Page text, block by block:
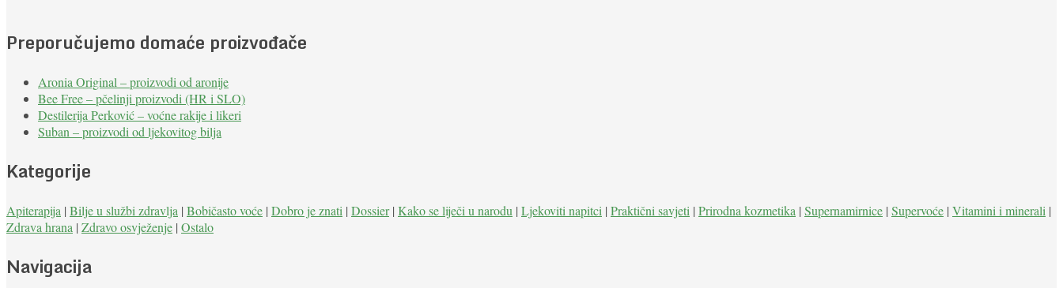
Preporučujemo domaće proizvođače
Aronia Original – proizvodi od aronije
Bee Free – pčelinji proizvodi (HR i SLO)
Destilerija Perković – voćne rakije i likeri
Suban – proizvodi od ljekovitog bilja
Kategorije
Apiterapija | Bilje u službi zdravlja | Bobičasto voće | Dobro je znati | Dossier| Kako se liječi u narodu | Ljekoviti napitci | Praktični savjeti | Prirodna kozmetika | Supernamirnice | Supervoće | Vitamini i minerali |
Zdrava hrana | Zdravo osvježenje | Ostalo
Navigacija